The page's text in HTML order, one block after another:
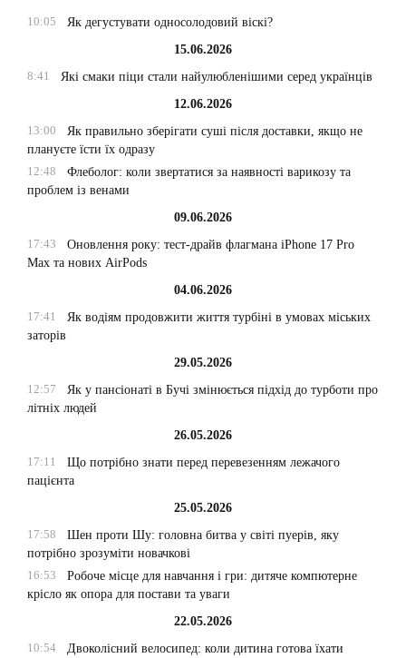
10:05
Як дегустувати односолодовий віскі?
15.06.2026
8:41
Які смаки піци стали найулюбленішими серед українців
12.06.2026
13:00
Як правильно зберігати суші після доставки, якщо не
плануєте їсти їх одразу
12:48
Флеболог: коли звертатися за наявності варикозу та
проблем із венами
09.06.2026
17:43
Оновлення року: тест-драйв флагмана iPhone 17 Pro
Max та нових AirPods
04.06.2026
17:41
Як водіям продовжити життя турбіні в умовах міських
заторів
29.05.2026
12:57
Як у пансіонаті в Бучі змінюється підхід до турботи про
літніх людей
26.05.2026
17:11
Що потрібно знати перед перевезенням лежачого
пацієнта
25.05.2026
17:58
Шен проти Шу: головна битва у світі пуерів, яку
потрібно зрозуміти новачкові
16:53
Робоче місце для навчання і гри: дитяче компютерне
крісло як опора для постави та уваги
22.05.2026
10:54
Двоколісний велосипед: коли дитина готова їхати